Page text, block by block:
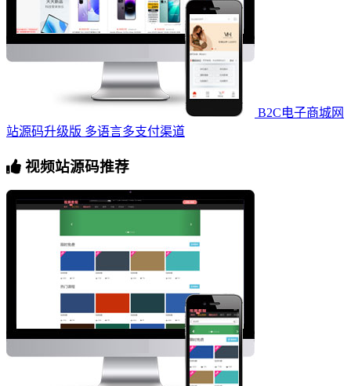
B2C电子商城网
站源码升级版 多语言多支付渠道
视频站源码推荐